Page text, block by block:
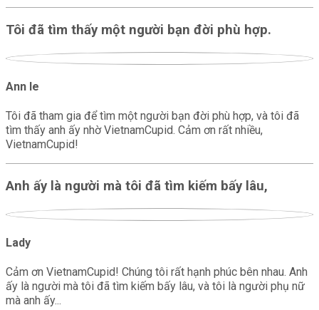
Tôi đã tìm thấy một người bạn đời phù hợp.
Ann le
Tôi đã tham gia để tìm một người bạn đời phù hợp, và tôi đã
tìm thấy anh ấy nhờ VietnamCupid. Cảm ơn rất nhiều,
VietnamCupid!
Anh ấy là người mà tôi đã tìm kiếm bấy lâu,
Lady
Cảm ơn VietnamCupid! Chúng tôi rất hạnh phúc bên nhau. Anh
ấy là người mà tôi đã tìm kiếm bấy lâu, và tôi là người phụ nữ
mà anh ấy